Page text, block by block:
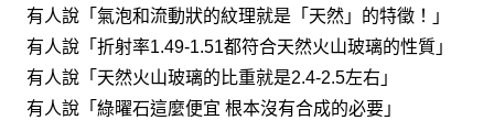
有人說「氣泡和流動狀的紋理就是「天然」的特徵！」
有人說「折射率1.49-1.51都符合天然火山玻璃的性質」
有人說「天然火山玻璃的比重就是2.4-2.5左右」
有人說「綠曜石這麼便宜 根本沒有合成的必要」